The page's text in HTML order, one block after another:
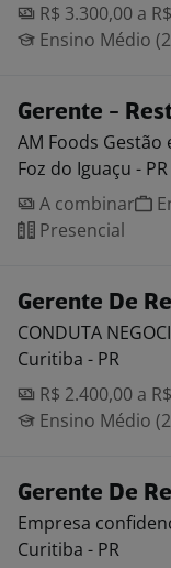
R$ 3.300,00 a
Ensino Médio
Gerente -
AM Foods Gestão
Foz do Iguaçu - PR
A combinar
Presencial
Gerente De
CONDUTA
Curitiba - PR
R$ 2.400,00 a
Ensino Médio
Gerente De
Empresa
Curitiba - PR